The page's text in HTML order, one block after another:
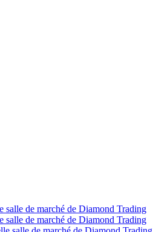
salle de marché de Diamond Trading
salle de marché de Diamond Trading